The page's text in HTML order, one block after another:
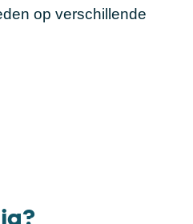
op verschillende